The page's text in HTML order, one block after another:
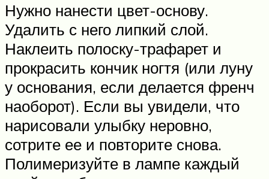
Нужно нанести цвет-основу.
Удалить с него липкий слой.
Наклеить полоску-трафарет и
прокрасить кончик ногтя (или луну
у основания, если делается френч
наоборот). Если вы увидели, что
нарисовали улыбку неровно,
сотрите ее и повторите снова.
Полимеризуйте в лампе каждый